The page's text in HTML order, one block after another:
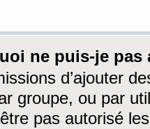
ne puis-je
d’ajouter
groupe, ou par
être pas autorisé